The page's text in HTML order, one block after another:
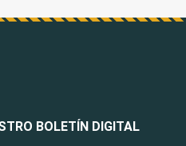
BOLETÍN DIGITAL